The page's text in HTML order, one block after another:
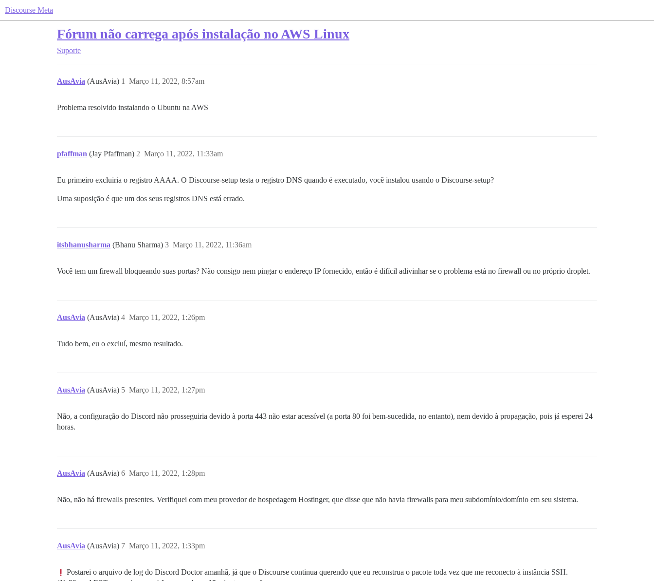
Discourse Meta
Fórum não carrega após instalação no AWS Linux
Suporte
AusAvia (AusAvia) Março 11, 2022, 8:57am
1
Problema resolvido instalando o Ubuntu na AWS
pfaffman (Jay Pfaffman) Março 11, 2022, 11:33am
2
Eu primeiro excluiria o registro AAAA. O Discourse-setup testa o registro DNS quando é executado, você instalou usando o Discourse-setup?
Uma suposição é que um dos seus registros DNS está errado.
itsbhanusharma (Bhanu Sharma) Março 11, 2022, 11:36am
3
Você tem um firewall bloqueando suas portas? Não consigo nem pingar o endereço IP fornecido, então é difícil adivinhar se o problema está no firewall ou no próprio droplet.
AusAvia (AusAvia) Março 11, 2022, 1:26pm
4
Tudo bem, eu o excluí, mesmo resultado.
AusAvia (AusAvia) Março 11, 2022, 1:27pm
5
Não, a configuração do Discord não prosseguiria devido à porta 443 não estar acessível (a porta 80 foi bem-sucedida, no entanto), nem devido à propagação, pois já esperei 24
horas.
AusAvia (AusAvia) Março 11, 2022, 1:28pm
6
Não, não há firewalls presentes. Verifiquei com meu provedor de hospedagem Hostinger, que disse que não havia firewalls para meu subdomínio/domínio em seu sistema.
AusAvia (AusAvia) Março 11, 2022, 1:33pm
7
Postarei o arquivo de log do Discord Doctor amanhã, já que o Discourse continua querendo que eu reconstrua o pacote toda vez que me reconecto à instância SSH.